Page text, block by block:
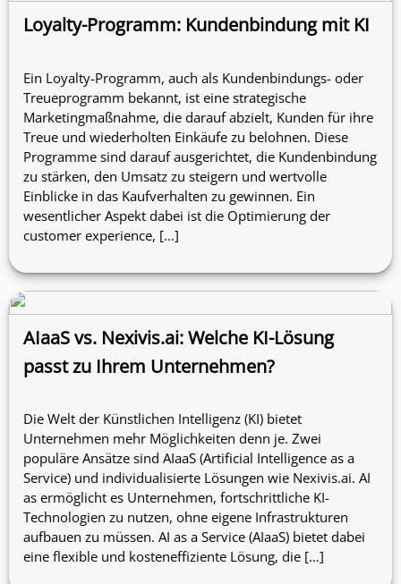
Loyalty-Programm: Kundenbindung mit KI
Ein Loyalty-Programm, auch als Kundenbindungs- oder
Treueprogramm bekannt, ist eine strategische
Marketingmaßnahme, die darauf abzielt, Kunden für ihre
Treue und wiederholten Einkäufe zu belohnen. Diese
Programme sind darauf ausgerichtet, die Kundenbindung
zu stärken, den Umsatz zu steigern und wertvolle
Einblicke in das Kaufverhalten zu gewinnen. Ein
wesentlicher Aspekt dabei ist die Optimierung der
customer experience, […]
AIaaS vs. Nexivis.ai: Welche KI-Lösung
passt zu Ihrem Unternehmen?
Die Welt der Künstlichen Intelligenz (KI) bietet
Unternehmen mehr Möglichkeiten denn je. Zwei
populäre Ansätze sind AIaaS (Artificial Intelligence as a
Service) und individualisierte Lösungen wie Nexivis.ai. AI
as ermöglicht es Unternehmen, fortschrittliche KI-
Technologien zu nutzen, ohne eigene Infrastrukturen
aufbauen zu müssen. AI as a Service (AIaaS) bietet dabei
eine flexible und kosteneffiziente Lösung, die […]